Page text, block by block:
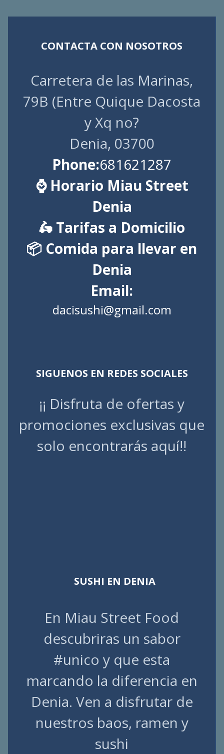
CONTACTA CON NOSOTROS
Carretera de las Marinas,
79B (Entre Quique Dacosta
y Xq no?
Denia, 03700
Phone:681621287
⌚ Horario Miau Street
Denia
🛵 Tarifas a Domicilio
📦 Comida para llevar en
Denia
Email:
dacisushi@gmail.com
SIGUENOS EN REDES SOCIALES
¡¡ Disfruta de ofertas y
promociones exclusivas que
solo encontrarás aquí!!
SUSHI EN DENIA
En Miau Street Food
descubriras un sabor
#unico y que esta
marcando la diferencia en
Denia. Ven a disfrutar de
nuestros baos, ramen y
sushi